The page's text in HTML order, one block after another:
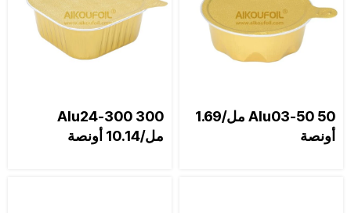
Alu03-50 50 مل/1.69
أونصة
Alu24-300 300
مل/10.14 أونصة